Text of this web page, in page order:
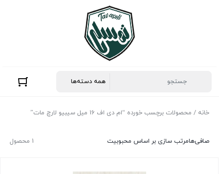
خانه / محصولات برچسب خورده “ام دی اف 16 میل سیبیو لارچ مات”
1 محصول صافی‌هامرتب سازی بر اساس محبوبیت